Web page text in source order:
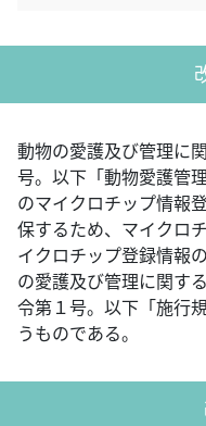
動物の愛護及び管理に
号。以下「動物愛護管
のマイクロチップ情報
保するため、マイクロ
イクロチップ登録情報
の愛護及び管理に関す
令第１号。以下「施行
うものである。